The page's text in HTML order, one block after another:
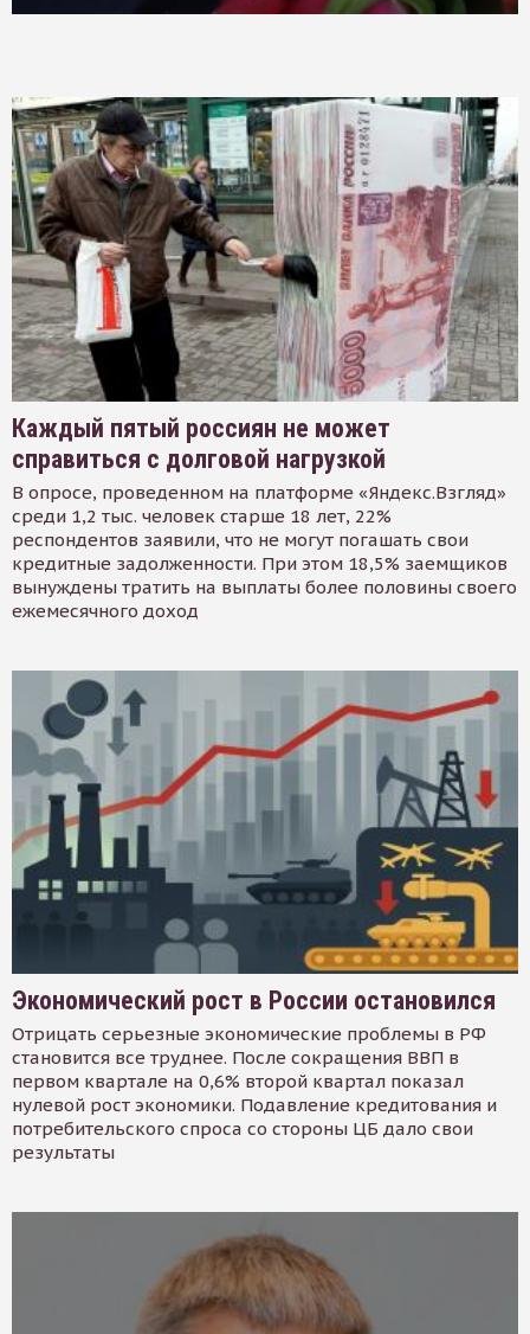
Каждый пятый россиян не может
справиться с долговой нагрузкой
В опросе, проведенном на платформе «Яндекс.Взгляд»
среди 1,2 тыс. человек старше 18 лет, 22%
респондентов заявили, что не могут погашать свои
кредитные задолженности. При этом 18,5% заемщиков
вынуждены тратить на выплаты более половины своего
ежемесячного доход
Экономический рост в России остановился
Отрицать серьезные экономические проблемы в РФ
становится все труднее. После сокращения ВВП в
первом квартале на 0,6% второй квартал показал
нулевой рост экономики. Подавление кредитования и
потребительского спроса со стороны ЦБ дало свои
результаты